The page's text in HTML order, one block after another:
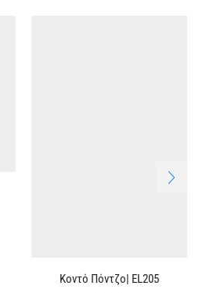
Κοντό Πόντζο| EL205